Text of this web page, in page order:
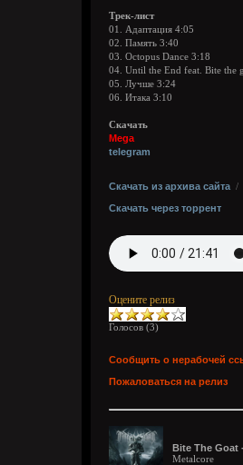
Трек-лист
01. Адаптация 4:05
02. Память 3:40
03. Octopus Dance 3:18
04. Until the End feat. Bite the
05. Лучше 3:24
06. Итака 3:10
Скачать
Mega
telegram
Скачать из архива сайта /
Скачать через торрент
Оцените релиз
Голосов (3)
Сообщить о нерабочей
Пожаловаться на релиз
Bite The Goat
Metalcore